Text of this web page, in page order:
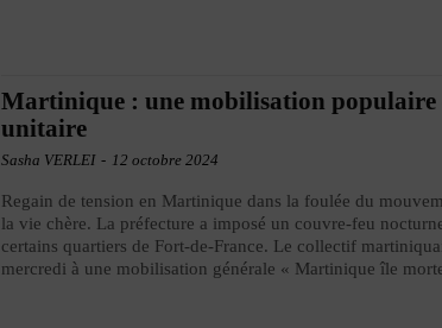
Martinique : une mobilisation populaire
unitaire
Sasha VERLEI - 12 octobre 2024
Regain de tension en Martinique dans la foulée du
la vie chère. La préfecture a imposé un couvre-feu
certains quartiers de Fort-de-France. Le collectif
mercredi à une mobilisation générale « Martinique île